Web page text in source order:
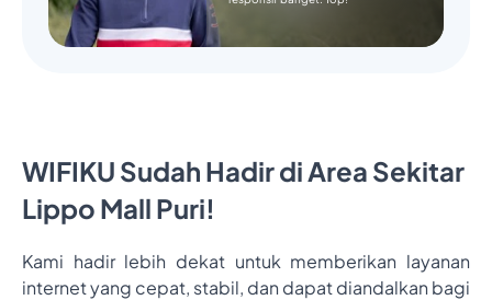
WIFIKU Sudah Hadir di Area Sekitar
Lippo Mall Puri!
Kami hadir lebih dekat untuk memberikan layanan
internet yang cepat, stabil, dan dapat diandalkan bagi